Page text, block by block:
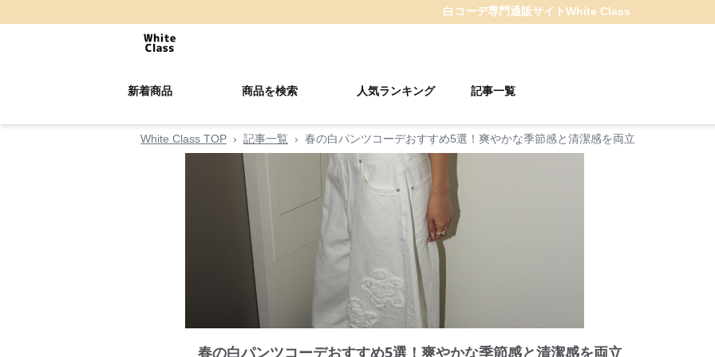
白コーデ専門通販サイトWhite Class
新着商品 商品を検索 人気ランキング 記事一覧
White Class TOP › 記事一覧 › 春の白パンツコーデおすすめ5選！爽やかな季節感と清潔感を両立
春の白パンツコーデおすすめ5選！爽やかな季節感と清潔感を両立